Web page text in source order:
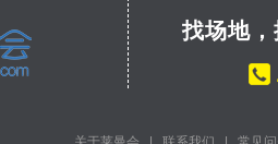
找场地